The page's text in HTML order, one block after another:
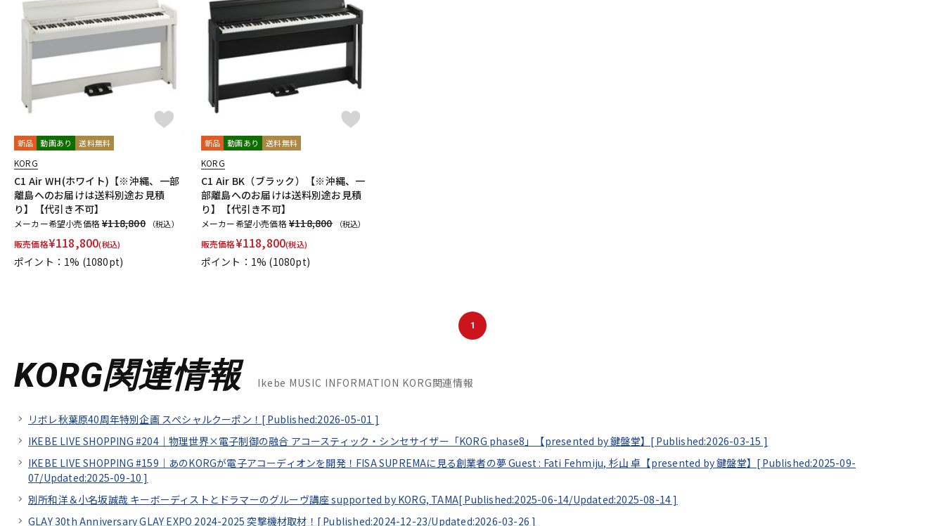
新品 動画あり 送料無料
KORG
C1 Air WH(ホワイト)【※沖縄、一部
離島へのお届けは送料別途お見積
り】【代引き不可】
メーカー希望小売価格¥118,800 （税込）
販売価格¥118,800(税込)
ポイント：1% (1080pt)
新品 動画あり 送料無料
KORG
C1 Air BK（ブラック）【※沖縄、一
部離島へのお届けは送料別途お見積
り】【代引き不可】
メーカー希望小売価格¥118,800 （税込）
販売価格¥118,800(税込)
ポイント：1% (1080pt)
1
KORG関連情報 Ikebe MUSIC INFORMATION KORG関連情報
リボレ秋葉原40周年特別企画 スぺシャルクーポン！[ Published:2026-05-01 ]
IKEBE LIVE SHOPPING #204｜物理世界×電子制御の融合 アコースティック・シンセサイザー「KORG phase8」【presented by 鍵盤堂】[ Published:2026-03-15 ]
IKEBE LIVE SHOPPING #159｜あのKORGが電子アコーディオンを開発！FISA SUPREMAに見る創業者の夢 Guest : Fati Fehmiju, 杉山 卓【presented by 鍵盤堂】[ Published:2025-09-
07/Updated:2025-09-10 ]
別所和洋＆小名坂誠哉 キーボーディストとドラマーのグルーヴ講座 supported by KORG, TAMA[ Published:2025-06-14/Updated:2025-08-14 ]
GLAY 30th Anniversary GLAY EXPO 2024-2025 突撃機材取材！[ Published:2024-12-23/Updated:2026-03-26 ]